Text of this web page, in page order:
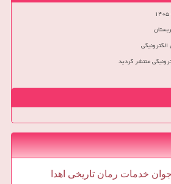
منتشر گردید
جوان خدمات رمان تاریخی اهدا